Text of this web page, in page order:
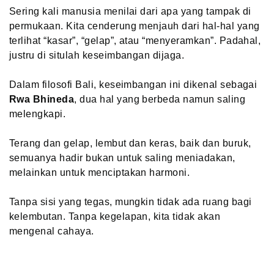
Sering kali manusia menilai dari apa yang tampak di
permukaan. Kita cenderung menjauh dari hal-hal yang
terlihat “kasar”, “gelap”, atau “menyeramkan”. Padahal,
justru di situlah keseimbangan dijaga.
Dalam filosofi Bali, keseimbangan ini dikenal sebagai
Rwa Bhineda, dua hal yang berbeda namun saling
melengkapi.
Terang dan gelap, lembut dan keras, baik dan buruk,
semuanya hadir bukan untuk saling meniadakan,
melainkan untuk menciptakan harmoni.
Tanpa sisi yang tegas, mungkin tidak ada ruang bagi
kelembutan. Tanpa kegelapan, kita tidak akan
mengenal cahaya.